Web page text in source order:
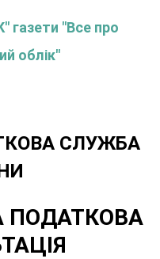
газети "Все про
облік"
СЛУЖБА
ПОДАТКОВА